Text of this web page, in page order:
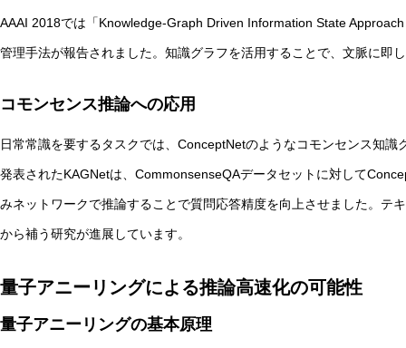
AAAI 2018では「Knowledge-Graph Driven Information State
管理手法が報告されました。知識グラフを活用することで、文脈に即
コモンセンス推論への応用
日常常識を要するタスクでは、ConceptNetのようなコモンセンス知
発表されたKAGNetは、CommonsenseQAデータセットに対して
みネットワークで推論することで質問応答精度を向上させました。テ
から補う研究が進展しています。
量子アニーリングによる推論高速化の可能性
量子アニーリングの基本原理